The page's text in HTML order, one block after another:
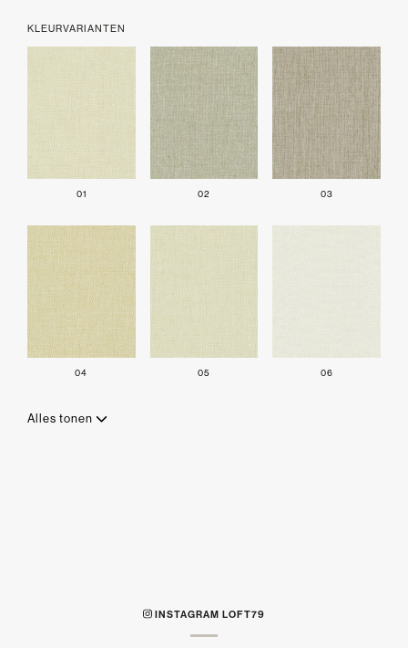
KLEURVARIANTEN
01 02 03
04 05 06
Alles tonen
INSTAGRAM LOFT79